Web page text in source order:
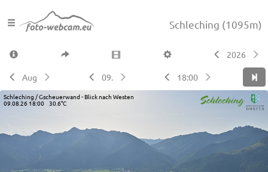
Schleching (1095m)
2026
Aug 09. 18:00
Schleching / Gscheuerwand - Blick nach Westen
09.08.26 18:00 30.6°C